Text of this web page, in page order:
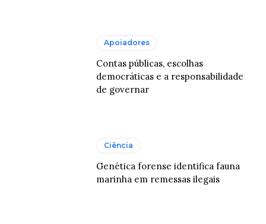
Apoiadores
Contas públicas, escolhas
democráticas e a responsabilidade
de governar
Ciência
Genética forense identifica fauna
marinha em remessas ilegais